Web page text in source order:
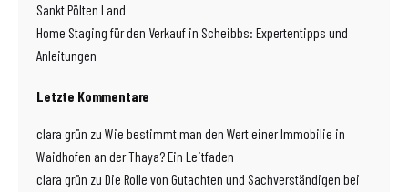
Sankt Pölten Land
Home Staging für den Verkauf in Scheibbs: Expertentipps und
Anleitungen
Letzte Kommentare
clara grün zu Wie bestimmt man den Wert einer Immobilie in
Waidhofen an der Thaya? Ein Leitfaden
clara grün zu Die Rolle von Gutachten und Sachverständigen bei